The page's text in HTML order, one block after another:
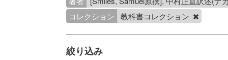
コレクション
教科書コレクション
絞り込み